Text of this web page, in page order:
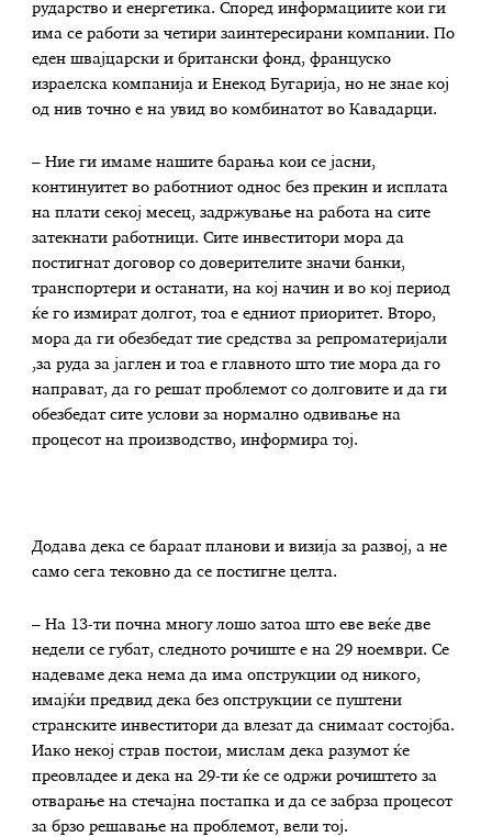
рударство и енергетика. Според информациите кои ги
има се работи за четири заинтересирани компании. По
еден швајцарски и британски фонд, француско
израелска компанија и Енекод Бугарија, но не знае кој
од нив точно е на увид во комбинатот во Кавадарци.
– Ние ги имаме нашите барања кои се јасни,
континуитет во работниот однос без прекин и исплата
на плати секој месец, задржување на работа на сите
затекнати работници. Сите инвеститори мора да
постигнат договор со доверителите значи банки,
транспортери и останати, на кој начин и во кој период
ќе го измират долгот, тоа е едниот приоритет. Второ,
мора да ги обезбедат тие средства за репроматеријали
,за руда за јаглен и тоа е главното што тие мора да го
направат, да го решат проблемот со долговите и да ги
обезбедат сите услови за нормално одвивање на
процесот на производство, информира тој.
Додава дека се бараат планови и визија за развој, а не
само сега тековно да се постигне целта.
– На 13-ти почна многу лошо затоа што еве веќе две
недели се губат, следното рочиште е на 29 ноември. Се
надеваме дека нема да има опструкции од никого,
имајќи предвид дека без опструкции се пуштени
странските инвеститори да влезат да снимаат состојба.
Иако некој страв постои, мислам дека разумот ќе
преовладее и дека на 29-ти ќе се одржи рочиштето за
отварање на стечајна постапка и да се забрза процесот
за брзо решавање на проблемот, вели тој.